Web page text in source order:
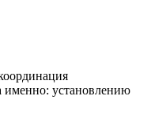
именно: установлению